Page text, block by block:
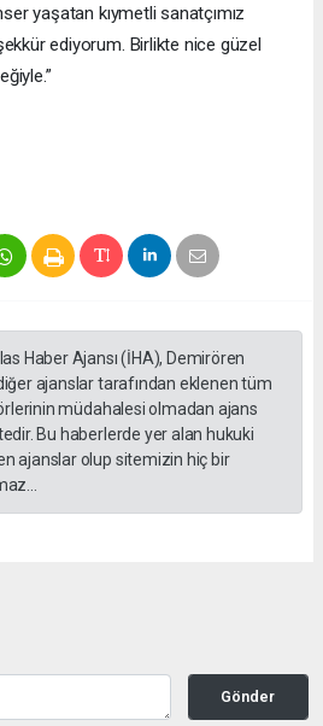
yaşatan kıymetli sanatçımız
ediyorum. Birlikte nice güzel
Haber Ajansı (İHA), Demirören
ajanslar tarafından eklenen tüm
müdahalesi olmadan ajans
Bu haberlerde yer alan hukuki
ajanslar olup sitemizin hiç bir
Gönder